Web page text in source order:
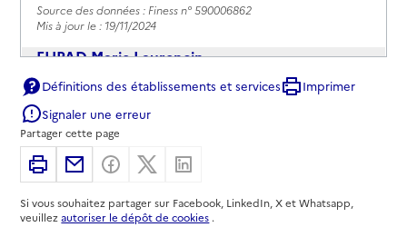
Source des données : Finess n° 590006862
Mis à jour le : 19/11/2024
EHPAD Marie Laurencin
Adresse
1 place des Poètes
59000-Lille
03 28 36 13 39
Contact
Site internet
Rapport HAS
Voir les prix et prestations
Définitions des établissements et services
Imprimer
Signaler une erreur
Partager cette page
ImprimerPartager par email
Partager sur Facebook
Partager sur X
Si vous souhaitez partager sur Facebook, LinkedIn, X et Whatsapp,
veuillezautoriser le dépôt de cookies .